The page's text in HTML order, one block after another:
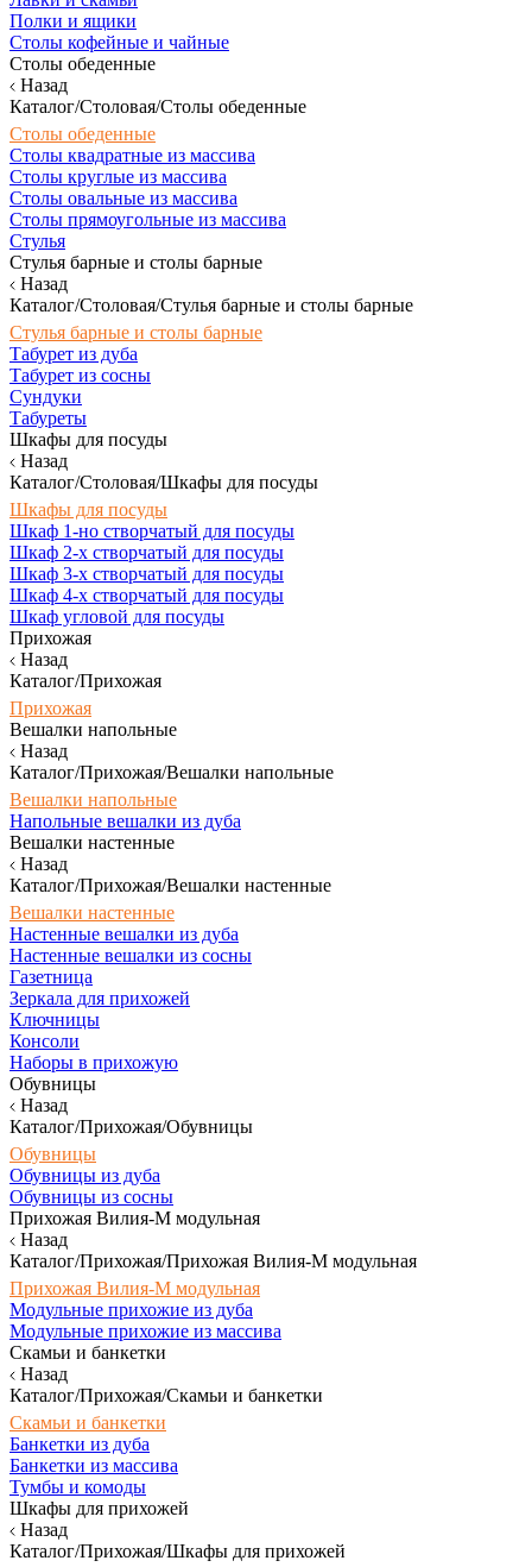
Полки и ящики
Столы кофейные и чайные
Столы обеденные
Назад
Каталог/Столовая/Столы обеденные
Столы обеденные
Столы квадратные из массива
Столы круглые из массива
Столы овальные из массива
Столы прямоугольные из массива
Стулья
Стулья барные и столы барные
Назад
Каталог/Столовая/Стулья барные и столы барные
Стулья барные и столы барные
Табурет из дуба
Табурет из сосны
Сундуки
Табуреты
Шкафы для посуды
Назад
Каталог/Столовая/Шкафы для посуды
Шкафы для посуды
Шкаф 1-но створчатый для посуды
Шкаф 2-х створчатый для посуды
Шкаф 3-х створчатый для посуды
Шкаф 4-х створчатый для посуды
Шкаф угловой для посуды
Прихожая
Назад
Каталог/Прихожая
Прихожая
Вешалки напольные
Назад
Каталог/Прихожая/Вешалки напольные
Вешалки напольные
Напольные вешалки из дуба
Вешалки настенные
Назад
Каталог/Прихожая/Вешалки настенные
Вешалки настенные
Настенные вешалки из дуба
Настенные вешалки из сосны
Газетница
Зеркала для прихожей
Ключницы
Консоли
Наборы в прихожую
Обувницы
Назад
Каталог/Прихожая/Обувницы
Обувницы
Обувницы из дуба
Обувницы из сосны
Прихожая Вилия-М модульная
Назад
Каталог/Прихожая/Прихожая Вилия-М модульная
Прихожая Вилия-М модульная
Модульные прихожие из дуба
Модульные прихожие из массива
Скамьи и банкетки
Назад
Каталог/Прихожая/Скамьи и банкетки
Скамьи и банкетки
Банкетки из дуба
Банкетки из массива
Тумбы и комоды
Шкафы для прихожей
Назад
Каталог/Прихожая/Шкафы для прихожей